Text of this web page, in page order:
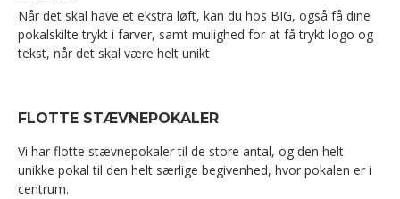
Når det skal have et ekstra løft, kan du hos BIG, også få dine
pokalskilte trykt i farver, samt mulighed for at få trykt logo og
tekst, når det skal være helt unikt
FLOTTE STÆVNEPOKALER
Vi har flotte stævnepokaler til de store antal, og den helt
unikke pokal til den helt særlige begivenhed, hvor pokalen er i
centrum.